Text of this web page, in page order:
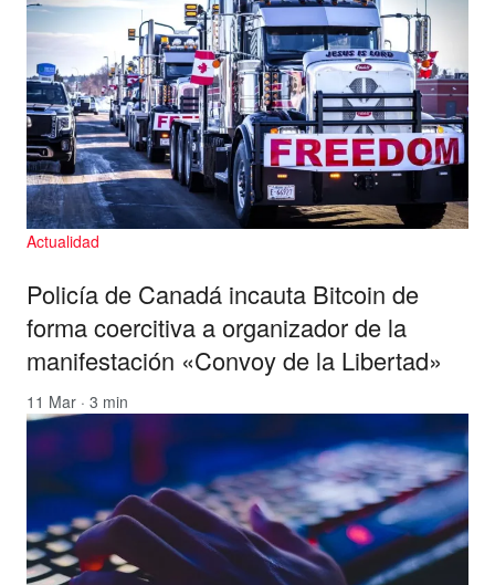
Actualidad
Policía de Canadá incauta Bitcoin de
forma coercitiva a organizador de la
manifestación «Convoy de la Libertad»
11 Mar · 3 min